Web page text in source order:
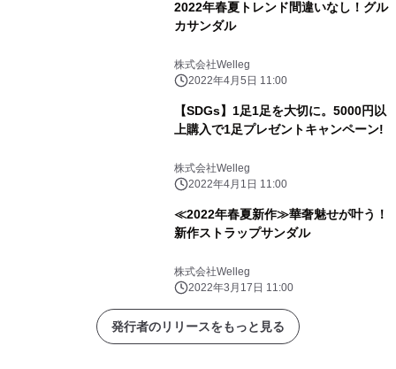
2022年春夏トレンド間違いなし！グル
カサンダル
株式会社Welleg
2022年4月5日 11:00
【SDGs】1足1足を大切に。5000円以
上購入で1足プレゼントキャンペーン!
株式会社Welleg
2022年4月1日 11:00
≪2022年春夏新作≫華奢魅せが叶う！
新作ストラップサンダル
株式会社Welleg
2022年3月17日 11:00
発行者のリリースをもっと見る